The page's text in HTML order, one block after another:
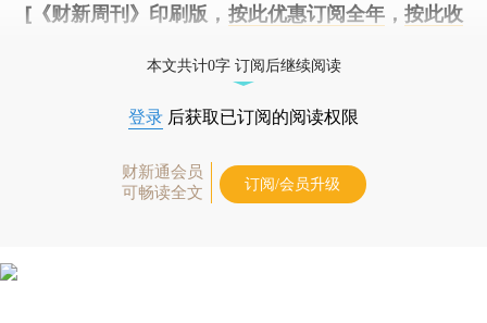
[《财新周刊》印刷版， 按此优惠订阅全年， 按此收
本文共计0字 订阅后继续阅读
登录 后获取已订阅的阅读权限
财新通会员
可畅读全文
订阅/会员升级